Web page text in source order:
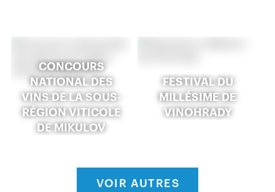
CONCOURS
NATIONAL DES
VINS DE LA SOUS-
RÉGION VITICOLE
DE MIKULOV
FESTIVAL DU
MILLÉSIME DE
VINOHRADY
VOIR AUTRES